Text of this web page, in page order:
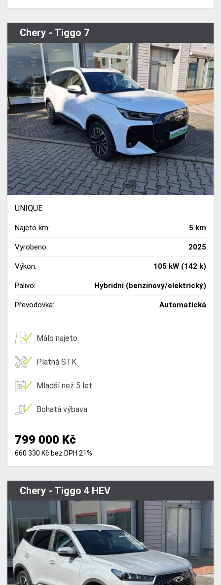
Chery - Tiggo 7
UNIQUE
Najeto km: 5 km
Vyrobeno: 2025
Výkon: 105 kW (142 k)
Palivo: Hybridní (benzínový/elektrický)
Převodovka: Automatická
Málo najeto
Platná STK
Mladší než 5 let
Bohatá výbava
799 000 Kč
660 330 Kč bez DPH 21%
Chery - Tiggo 4 HEV